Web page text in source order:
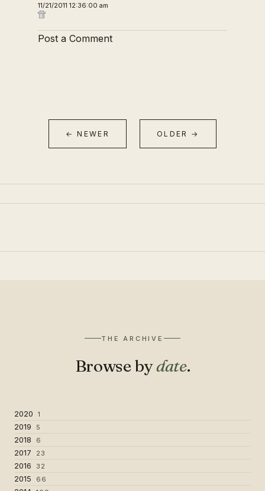
11/21/2011 12:36:00 am
Post a Comment
← NEWER OLDER →
THE ARCHIVE
Browse bydate.
2020 1
2019 5
2018 6
2017 23
2016 32
2015 66